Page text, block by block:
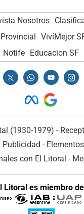
Nosotros
VivíMejor
Notife Educacion SF
(1930-1979) -
-
con El Litoral -
Litoral es miembro